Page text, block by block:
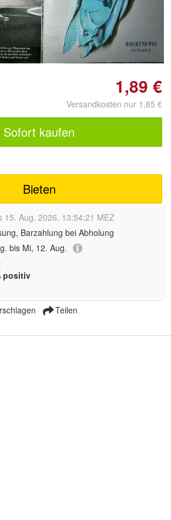
Doppelt antippen zum
vergrößern
1,89 €
Versandkosten nur 1,85 €
Sofort kaufen
Bieten
15. Aug. 2026, 13:54:21 MEZ
Barzahlung bei Abholung
bis Mi, 12. Aug.
positiv
Teilen